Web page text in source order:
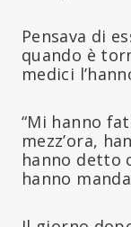
Pensava di
quando è
medici
“Mi hanno
mezz’ora,
hanno detto
hanno